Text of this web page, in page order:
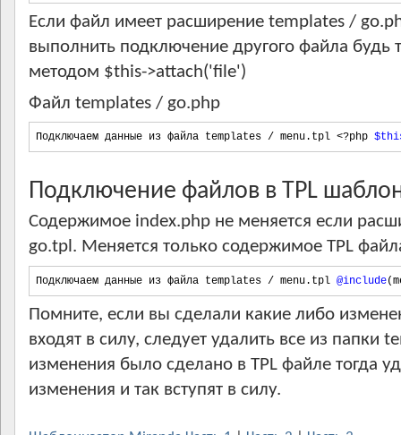
Если файл имеет расширение templates /
выполнить подключение другого файла будь
методом $this->attach('file')
Файл templates / go.php
Подключаем данные из файла templates / menu. tpl <?php
Подключение файлов в TPL
Содержимое index.php не меняется если
go.tpl. Меняется только содержимое TPL
Подключаем данные из файла templates / menu. tpl @include(
Помните, если вы сделали какие либо
входят в силу, следует удалить все из папки
изменения было сделано в TPL файле тогда
изменения и так вступят в силу.